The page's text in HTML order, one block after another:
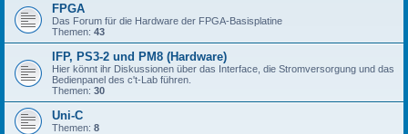
FPGA
Das Forum für die Hardware der FPGA-Basisplatine
Themen: 43
IFP, PS3-2 und PM8 (Hardware)
Hier könnt ihr Diskussionen über das Interface, die Stromversorgung und das
Bedienpanel des c't-Lab führen.
Themen: 30
Uni-C
Themen: 8